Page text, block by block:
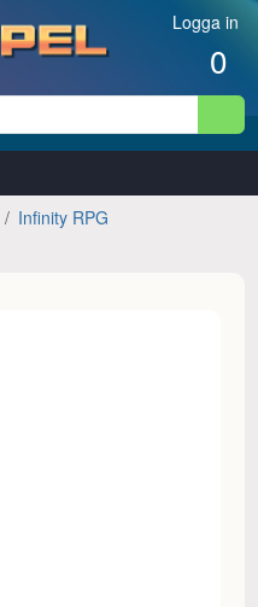
Logga in
0
Infinity RPG